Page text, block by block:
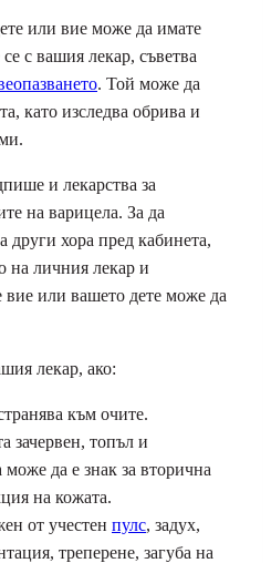
или вие може да имате
с вашия лекар, съветва
. Той може да
като изследва обрива и
и лекарства за
на варицела. За да
други хора пред кабинета,
на личния лекар и
вие ​​или вашето дете може да
лекар, ако:
към очите.
зачервен, топъл и
може да е знак за вторична
на кожата.
от учестен пулс, задух,
треперене, загуба на